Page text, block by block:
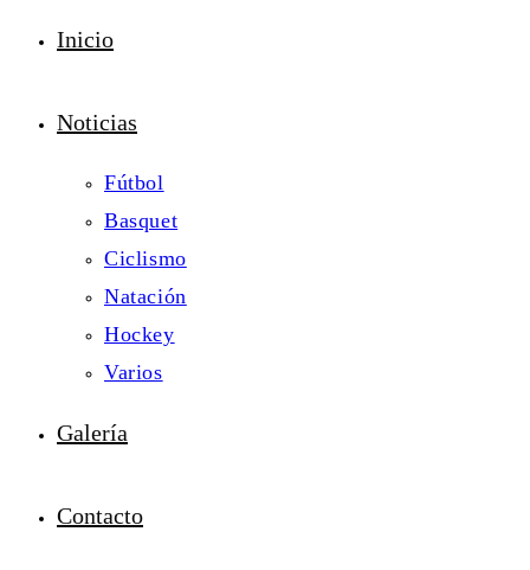
Inicio
Noticias
Fútbol
Basquet
Ciclismo
Natación
Hockey
Varios
Galería
Contacto